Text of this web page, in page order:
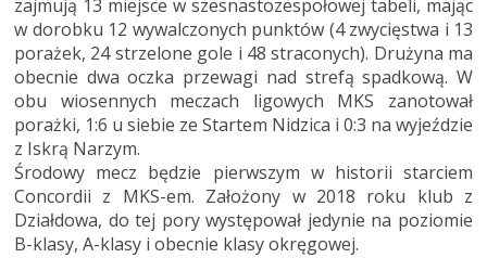
zajmują 13 miejsce w szesnastozespołowej tabeli, mając
w dorobku 12 wywalczonych punktów (4 zwycięstwa i 13
porażek, 24 strzelone gole i 48 straconych). Drużyna ma
obecnie dwa oczka przewagi nad strefą spadkową. W
obu wiosennych meczach ligowych MKS zanotował
porażki, 1:6 u siebie ze Startem Nidzica i 0:3 na wyjeździe
z Iskrą Narzym.
Środowy mecz będzie pierwszym w historii starciem
Concordii z MKS-em. Założony w 2018 roku klub z
Działdowa, do tej pory występował jedynie na poziomie
B-klasy, A-klasy i obecnie klasy okręgowej.